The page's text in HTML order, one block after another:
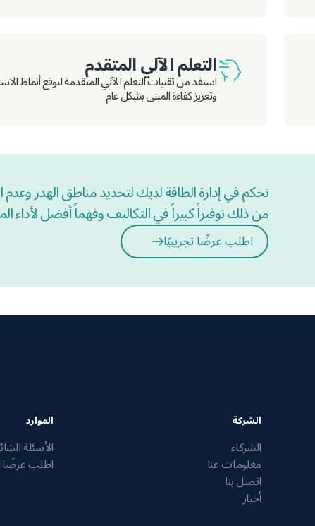
التعلم الآلي المتقدم
استفد من تقنيات التعلم الآلي المتقدمة لتوقع أنماط
وتعزيز كفاءة المبنى بشكل عام
تحكم في إدارة الطاقة لديك لتحديد مناطق الهدر وعدم
من ذلك توفيراً كبيراً في التكاليف وفهماً أفضل لأداء
اطلب عرضًا تجريبيًا
الشركة
الشركاء
معلومات عنا
اتصل بنا
أخبار
الموارد
الأسئلة
اطلب عرضًا